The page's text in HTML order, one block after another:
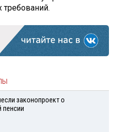
законопроект о
пенсии